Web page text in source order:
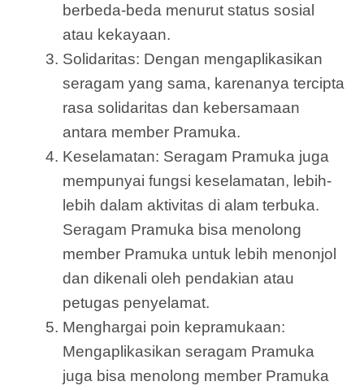
berbeda-beda menurut status sosial
atau kekayaan.
Solidaritas: Dengan mengaplikasikan
seragam yang sama, karenanya tercipta
rasa solidaritas dan kebersamaan
antara member Pramuka.
Keselamatan: Seragam Pramuka juga
mempunyai fungsi keselamatan, lebih-
lebih dalam aktivitas di alam terbuka.
Seragam Pramuka bisa menolong
member Pramuka untuk lebih menonjol
dan dikenali oleh pendakian atau
petugas penyelamat.
Menghargai poin kepramukaan:
Mengaplikasikan seragam Pramuka
juga bisa menolong member Pramuka